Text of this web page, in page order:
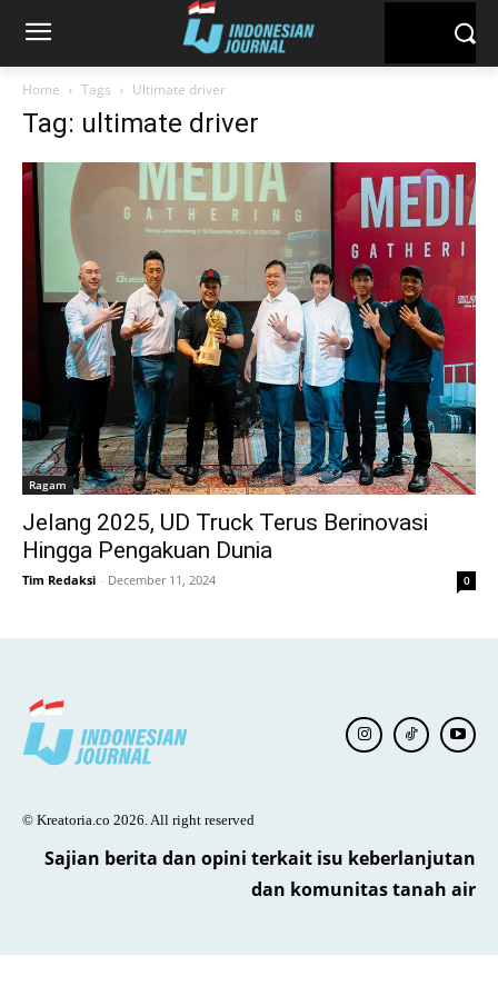
Home Tags Ultimate driver
Tag: ultimate driver
Ragam
Jelang 2025, UD Truck Terus Berinovasi
Hingga Pengakuan Dunia
Tim Redaksi - December 11, 2024 0
© Kreatoria.co 2026. All right reserved
Sajian berita dan opini terkait isu keberlanjutan
dan komunitas tanah air